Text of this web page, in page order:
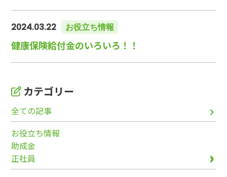
2024.03.22 お役立ち情報
健康保険給付金のいろいろ！！
カテゴリー
全ての記事
お役立ち情報
助成金
正社員